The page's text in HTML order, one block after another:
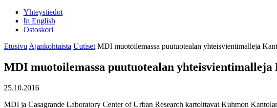
Yhteystiedot
In English
Ostoskori
Etusivu Ajankohtaista Uutiset MDI muotoilemassa puutuotealan yhteisvientimalleja
MDI muotoilemassa puutuotealan yhteisvientimalleja
25.10.2016
MDI ja Casagrande Laboratory Center of Urban Research kartoittavat Kuhmon